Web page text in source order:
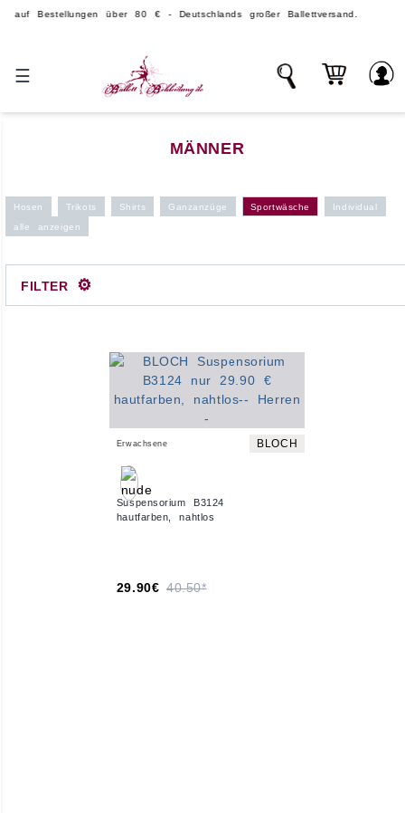
Bestellungen über 80 € - Deutschlands großer Ballettversand.
☰
MÄNNER
Hosen Trikots Shirts Ganzanzüge Sportwäsche
Individual
alle anzeigen
FILTER ⚙
Erwachsene BLOCH
Suspensorium B3124
hautfarben, nahtlos
29.90€ 40.50*